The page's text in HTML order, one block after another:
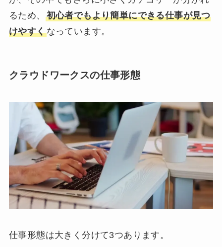
るため、 初心者でもより簡単にできる仕事が見つ
けやすくなっています。
クラウドワークスの仕事形態
仕事形態は大きく分けて3つあります。